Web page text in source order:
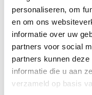
personaliseren, om
en om ons
informatie over uw
partners voor social
partners kunnen
informatie die u aan
verzameld op basis